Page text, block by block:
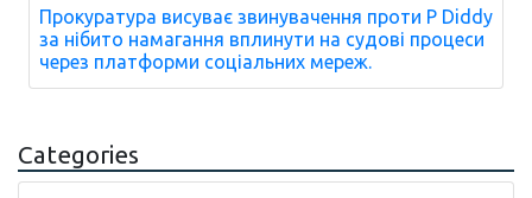
Прокуратура висуває звинувачення проти P Diddy
за нібито намагання вплинути на судові процеси
через платформи соціальних мереж.
Categories